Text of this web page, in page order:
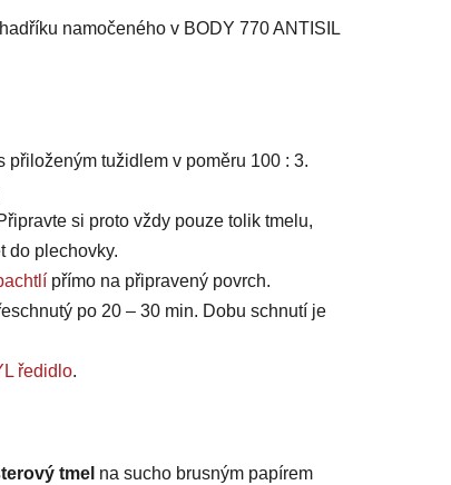
namočeného v BODY 770 ANTISIL
přiloženým tužidlem v poměru 100 : 3.
si proto vždy pouze tolik tmelu,
do plechovky.
přímo na připravený povrch.
po 20 – 30 min. Dobu schnutí je
ředidlo.
tmel na sucho brusným papírem